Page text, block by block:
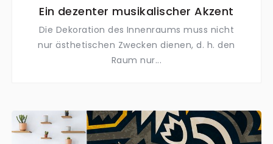
Ein dezenter musikalischer Akzent
Die Dekoration des Innenraums muss nicht
nur ästhetischen Zwecken dienen, d. h. den
Raum nur...